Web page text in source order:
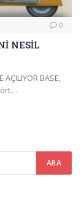
0
NESİL
AÇILIYOR BASE,